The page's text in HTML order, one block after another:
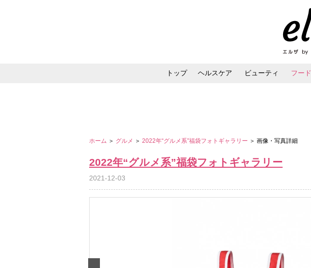
トップ ヘルスケア ビューティ フード
ホーム ＞ グルメ ＞ 2022年“グルメ系”福袋フォトギャラリー ＞ 画像・写真詳細
2022年“グルメ系”福袋フォトギャラリー
2021-12-03